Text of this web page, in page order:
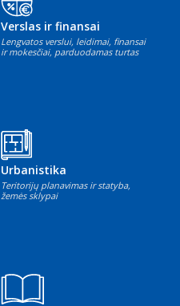
Verslas ir finansai
Lengvatos verslui, leidimai, finansai
ir mokesčiai, parduodamas turtas
Urbanistika
Teritorijų planavimas ir statyba,
žemės sklypai